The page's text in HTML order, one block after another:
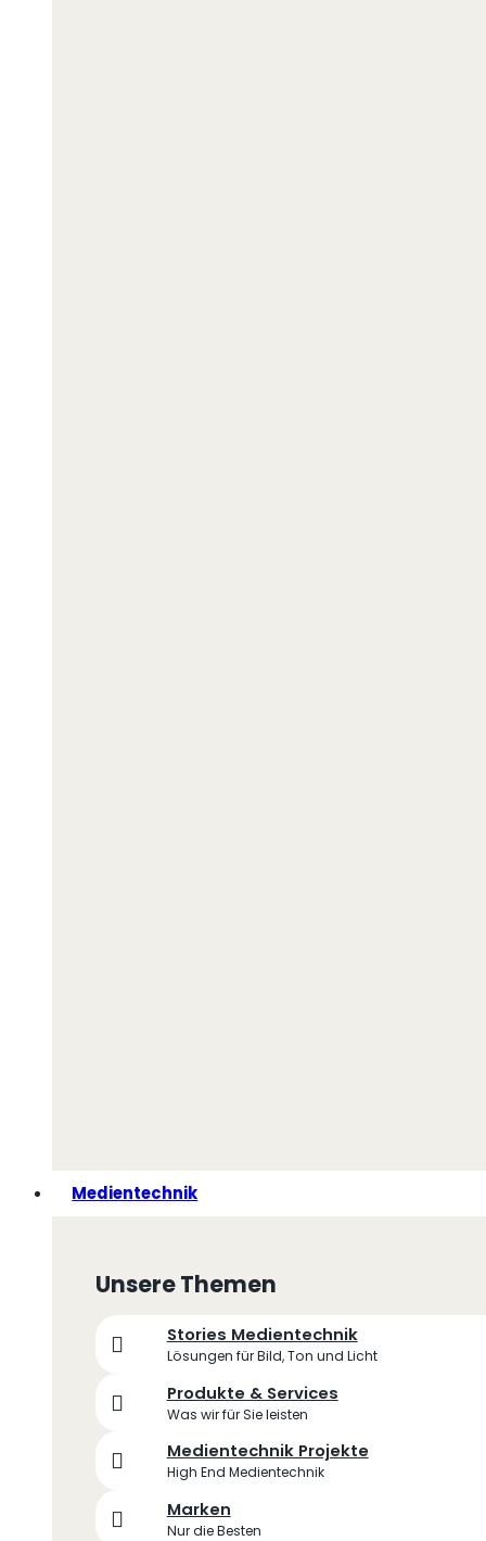
Medientechnik
Unsere Themen
Stories Medientechnik
Lösungen für Bild, Ton und Licht
Produkte & Services
Was wir für Sie leisten
Medientechnik Projekte
High End Medientechnik
Marken
Nur die Besten